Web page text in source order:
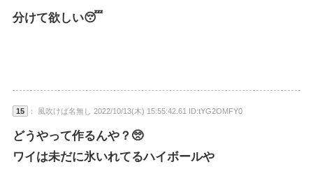
分けて欲しい😴
15 ： 風吹けば名無し 2022/10/13(木) 15:55:42.61 ID:tYG2OMFY0
どうやって作るんや？🥺
ワイは未だに氷いれてるハイボールや